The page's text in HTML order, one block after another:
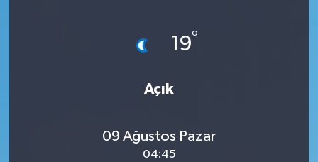
19°
Açık
09 Ağustos Pazar
04:45